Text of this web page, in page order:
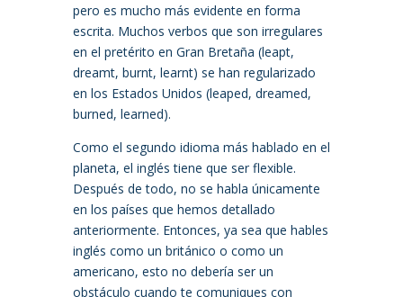
pero es mucho más evidente en forma
escrita. Muchos verbos que son irregulares
en el pretérito en Gran Bretaña (leapt,
dreamt, burnt, learnt) se han regularizado
en los Estados Unidos (leaped, dreamed,
burned, learned).
Como el segundo idioma más hablado en el
planeta, el inglés tiene que ser flexible.
Después de todo, no se habla únicamente
en los países que hemos detallado
anteriormente. Entonces, ya sea que hables
inglés como un británico o como un
americano, esto no debería ser un
obstáculo cuando te comuniques con